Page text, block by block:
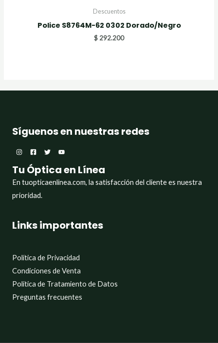
Descuentos
Police S8764M-62 0302 Dorado/Negro
$ 292.200
Síguenos en nuestras redes
Tu Óptica en Línea
En tuopticaenlinea.com, la satisfacción del cliente es nuestra
prioridad.
Links importantes
Política de Privacidad
Condiciones de Venta
Política de Tratamiento de Datos
Preguntas frecuentes